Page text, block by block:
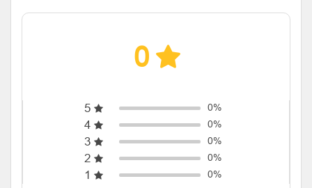
0
5 0%
4 0%
3 0%
2 0%
1 0%